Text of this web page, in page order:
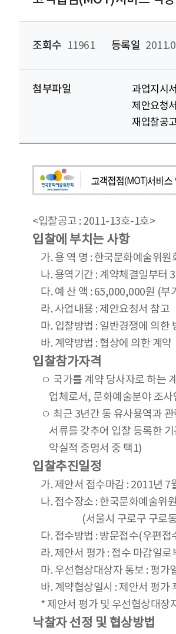
조회수 11961 등록일
첨부파일 과업지시
제안요청
재입찰공
<입찰공고 : 2011-13호-1호>
입찰에 부치는 사항
가. 용 역 명 : 한국문화예술위
나. 용역기간 : 계약체결일부터
다. 예 산 액 : 65,000,000원 (부
라. 사업내용 : 제안요청서 참고
마. 입찰방법 : 일반경쟁에 의한
바. 계약방법 : 협상에 의한 계약
입찰참가자격
ㅇ 국가를 계약 당사자로 하는
업체로서, 문화예술분야 조사
ㅇ 최근 3년간 동 유사용역과
서류를 갖추어 입찰 등록한 기
약실적 증명서 중 택1)
입찰추진일정
가. 제안서 접수마감 : 2011년 7
나. 접수장소 : 한국문화예술위
(서울시 구로구 구로동
다. 접수방법 : 방문접수(우편접
라. 제안서 평가 : 접수 마감일로
마. 우선협상대상자 통보 : 평가
바. 계약협상일시 : 제안서 평가
* 제안서 평가 및 우선협상대장
낙찰자 선정 및 협상방법